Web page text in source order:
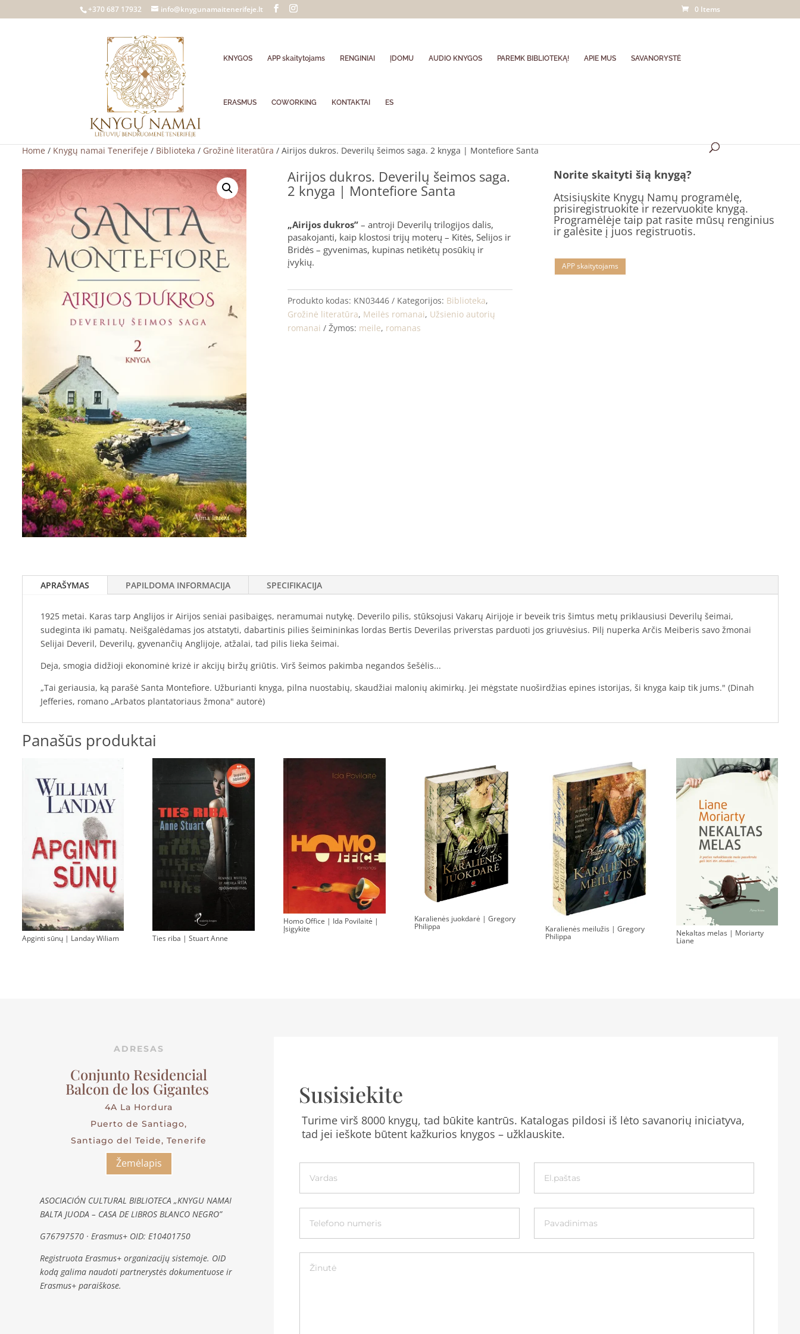
+370 687 17932 info@knygunamaitenerifeje.lt 0 Items
KNYGOS APP skaitytojams RENGINIAI ĮDOMU AUDIO KNYGOS PAREMK BIBLIOTEKĄ! APIE MUS SAVANORYSTĖ
ERASMUS COWORKING KONTAKTAI ES
Home / Knygų namai Tenerifeje / Biblioteka / Grožinė literatūra / Airijos dukros. Deverilų šeimos saga. 2 knyga | Montefiore Santa
Airijos dukros. Deverilų šeimos saga.
2 knyga | Montefiore Santa
„Airijos dukros” – antroji Deverilų trilogijos dalis,
pasakojanti, kaip klostosi trijų moterų – Kitės, Selijos ir
Bridės – gyvenimas, kupinas netikėtų posūkių ir
įvykių.
Produkto kodas: KN03446 Kategorijos: Biblioteka,
Grožinė literatūra, Meilės romanai, Užsienio autorių
romanai
Žymos: meile, romanas
Norite skaityti šią knygą?
Atsisiųskite Knygų Namų programėlę,
prisiregistruokite ir rezervuokite knygą.
Programėlėje taip pat rasite mūsų renginius
ir galėsite į juos registruotis.
APP skaitytojams
APRAŠYMAS PAPILDOMA INFORMACIJA SPECIFIKACIJA
1925 metai. Karas tarp Anglijos ir Airijos seniai pasibaigęs, neramumai nutykę. Deverilo pilis, stūksojusi Vakarų Airijoje ir beveik tris šimtus metų priklausiusi Deverilų šeimai,
sudeginta iki pamatų. Neišgalėdamas jos atstatyti, dabartinis pilies šeimininkas lordas Bertis Deverilas priverstas parduoti jos griuvėsius. Pilį nuperka Arčis Meiberis savo žmonai
Selijai Deveril, Deverilų, gyvenančių Anglijoje, atžalai, tad pilis lieka šeimai.
Deja, smogia didžioji ekonominė krizė ir akcijų biržų griūtis. Virš šeimos pakimba negandos šešėlis...
„Tai geriausia, ką parašė Santa Montefiore. Užburianti knyga, pilna nuostabių, skaudžiai malonių akimirkų. Jei mėgstate nuoširdžias epines istorijas, ši knyga kaip tik jums." (Dinah
Jefferies, romano „Arbatos plantatoriaus žmona" autorė)
Panašūs produktai
Apginti sūnų | Landay Wiliam Ties riba | Stuart Anne
Homo Office | Ida Povilaitė |
Įsigykite
Karalienės juokdarė | Gregory
Philippa Karalienės meilužis | Gregory
Philippa Nekaltas melas | Moriarty
Liane
ADRESAS
Conjunto Residencial
Balcon de los Gigantes
4A La Hordura
Puerto de Santiago,
Santiago del Teide, Tenerife
Žemėlapis
ASOCIACIÓN CULTURAL BIBLIOTECA „KNYGU NAMAI
BALTA JUODA – CASA DE LIBROS BLANCO NEGRO”
G76797570 · Erasmus+ OID: E10401750
Registruota Erasmus+ organizacijų sistemoje. OID
kodą galima naudoti partnerystės dokumentuose ir
Erasmus+ paraiškose.
Susisiekite
Turime virš 8000 knygų, tad būkite kantrūs. Katalogas pildosi iš lėto savanorių iniciatyva,
tad jei ieškote būtent kažkurios knygos – užklauskite.